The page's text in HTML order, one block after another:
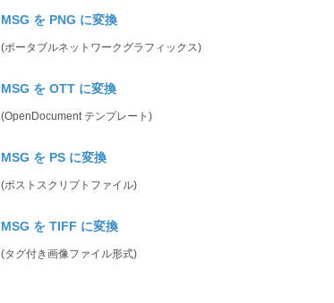
MSG を PNG に変換
(ポータブルネットワークグラフィックス)
MSG を OTT に変換
(OpenDocument テンプレート)
MSG を PS に変換
(ポストスクリプトファイル)
MSG を TIFF に変換
(タグ付き画像ファイル形式)